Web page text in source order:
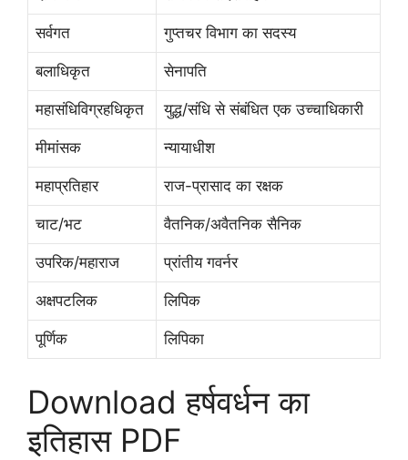
सर्वगत गुप्तचर विभाग का सदस्य
बलाधिकृत सेनापति
महासंधिविग्रहधिकृत युद्ध/संधि से संबंधित एक उच्चाधिकारी
मीमांसक न्यायाधीश
महाप्रतिहार राज-प्रासाद का रक्षक
चाट/भट वैतनिक/अवैतनिक सैनिक
उपरिक/महाराज प्रांतीय गवर्नर
अक्षपटलिक लिपिक
पूर्णिक लिपिका
Download हर्षवर्धन का
इतिहास PDF